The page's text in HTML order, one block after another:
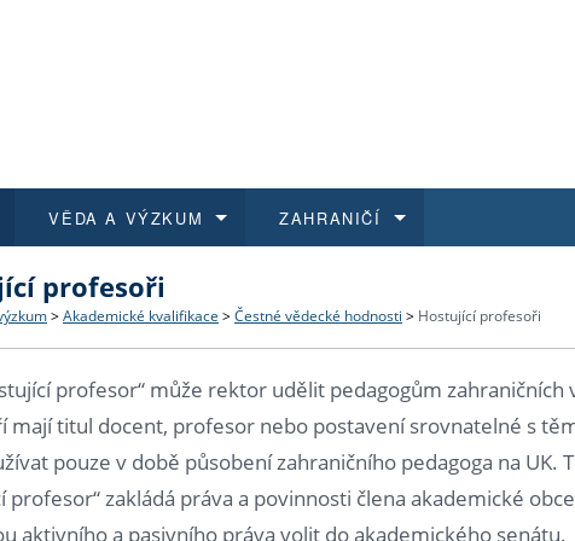
a historie
a další dokumenty
a benefity pro zaměstnance
fakulty
školy FF UK
E-
a jak se přihlásit
studijní programy
k průběhu přijímacího řízení
a magisterské studium
studium
řízení
VĚDA A VÝZKUM
a výzkumu na FF UK
kvalifikace
a projekty
ZAHRANIČÍ
nabídky a výběrová řízení
studenti
studenti
zaměstnanci
profesoři
> Akademické kvalifikace > Čestné vědecké hodnosti > Hostující profesoři
profesor“ může rektor udělit pedagogům zahraničních
mají titul docent, profesor nebo postavení srovnatelné s
pouze v době působení zahraničního pedagoga na UK.
profesor“ zakládá práva a povinnosti člena akademické
aktivního a pasivního práva volit do akademického senátu.